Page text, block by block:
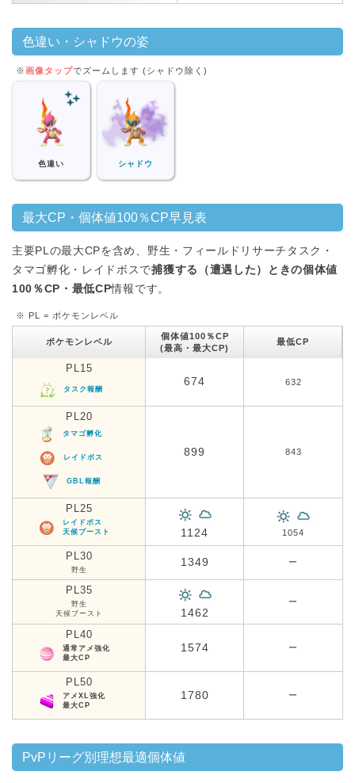
色違い・シャドウの姿
※画像タップでズームします (シャドウ除く)
色違い シャドウ
最大CP・個体値100％CP早見表
主要PLの最大CPを含め、野生・フィールドリサーチタスク・
タマゴ孵化・レイドボスで捕獲する（遭遇した）ときの個体値
100％CP・最低CP情報です。
※ PL = ポケモンレベル
ポケモンレベル
個体値100％CP
(最高・最大CP)
最低CP
PL15
タスク報酬
674 632
PL20
タマゴ孵化
レイドボス
GBL報酬
899 843
PL25
レイドボス
天候ブースト
1124 1054
PL30
野生
1349 ー
PL35
野生
天候ブースト
1462
ー
PL40
通常アメ強化
最大CP
1574 ー
PL50
アメXL強化
最大CP
1780 ー
PvPリーグ別理想最適個体値